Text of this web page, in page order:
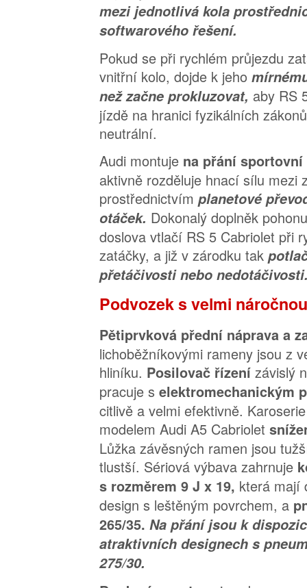
mezi jednotlivá kola
softwarového řešení.
Pokud se při rychlém průjezdu
vnitřní kolo, dojde k jeho
než začne prokluzovat, aby RS
jízdě na hranici fyzikálních
neutrální.
Audi montuje na přání
aktivně rozděluje hnací sílu mezi
prostřednictvím planetové
otáček. Dokonalý doplněk
doslova vtlačí RS 5 Cabriolet při
zatáčky, a již v zárodku tak
přetáčivosti nebo
Podvozek s velmi
Pětiprvková přední náprava a
lichoběžníkovými rameny jsou z
hliníku. Posilovač řízení závislý
pracuje s elektromechanickým
citlivě a velmi efektivně.
modelem Audi A5 Cabriolet
Lůžka závěsných ramen jsou
tlustší. Sériová výbava zahrnuje
s rozměrem 9 J x 19, která mají
design s leštěným povrchem, a
265/35. Na přání jsou k
atraktivních designech s
275/30.